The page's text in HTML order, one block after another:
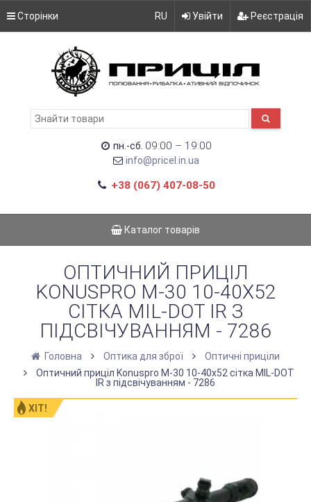
Сторінки RU Увійти Реєстрація
пн.-сб. 09:00 – 19:00
info@pricel.in.ua
+38 (067) 407-08-50
Каталог товарів
ОПТИЧНИЙ ПРИЦІЛ
KONUSPRO M-30 10-40X52
СІТКА MIL-DOT IR З
ПІДСВІЧУВАННЯМ - 7286
Головна Оптика для зброї
Оптичні приціли
Оптичний приціл Konuspro M-30 10-40x52 сітка MIL-DOT
IR з підсвічуванням - 7286
ХІТ!